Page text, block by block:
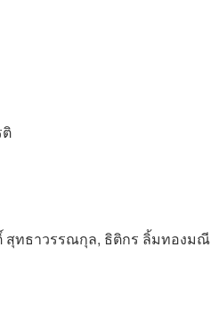
สุทธาวรรณกุล, ธิติกร ลิ้มทองมณี